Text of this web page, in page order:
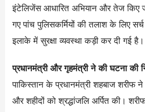
इंटेलिजेंस आधारित अभियान और तेज किए
गए पांच पुलिसकर्मियों की तलाश के लिए
इलाके में सुरक्षा व्यवस्था कड़ी कर दी गई है।
प्रधानमंत्री और गृहमंत्री ने की घटना की
पाकिस्तान के प्रधानमंत्री शहबाज शरीफ
और शहीदों को श्रद्धांजलि अर्पित की।